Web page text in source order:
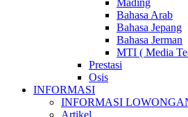
Mading
Bahasa Arab
Bahasa Jepang
Bahasa Jerman
MTI ( Media
Prestasi
Osis
INFORMASI
INFORMASI
Artikel